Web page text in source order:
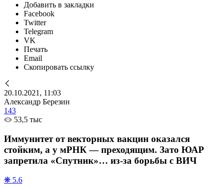
Добавить в закладки
Facebook
Twitter
Telegram
VK
Печать
Email
Скопировать ссылку
20.10.2021, 11:03
Александр Березин
143
53,5 тыс
Иммунитет от векторных вакцин оказался
стойким, а у мРНК — преходящим. Зато ЮАР
запретила «Спутник»… из-за борьбы с ВИЧ
❋ 5.6